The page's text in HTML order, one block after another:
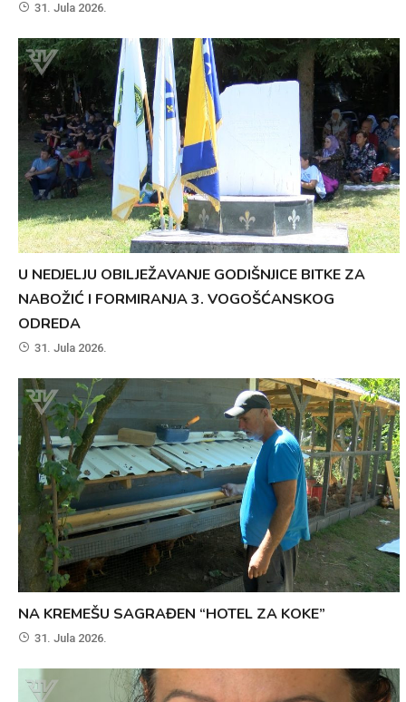
31. Jula 2026.
U NEDJELJU OBILJEŽAVANJE GODIŠNJICE BITKE ZA
NABOŽIĆ I FORMIRANJA 3. VOGOŠĆANSKOG
ODREDA
31. Jula 2026.
NA KREMEŠU SAGRAĐEN “HOTEL ZA KOKE”
31. Jula 2026.